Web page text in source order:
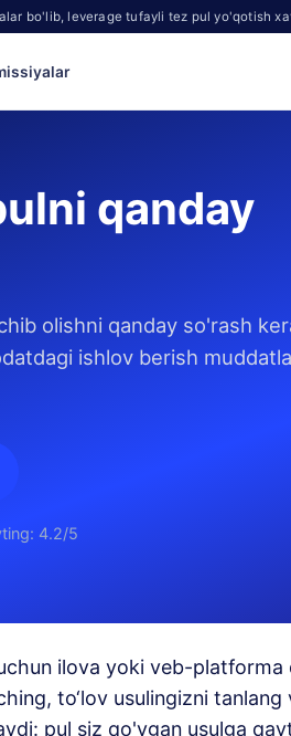
bo'lib, leverage tufayli tez pul yo'qotish
qanday
olishni qanday so'rash
ishlov berish
4.2/5
ilova yoki veb-
to‘lov usulingizni
pul siz qo'ygan usulga